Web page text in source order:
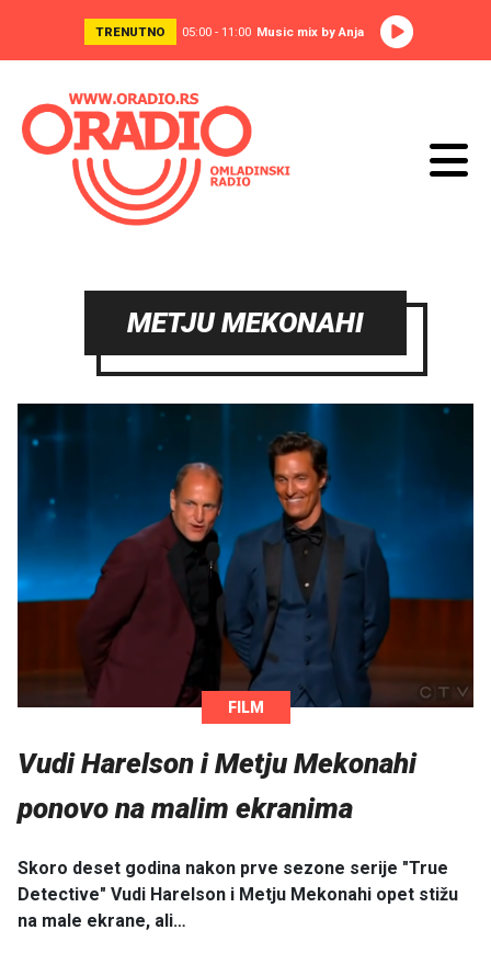
TRENUTNO 05:00 - 11:00 Music mix by Anja
METJU MEKONAHI
FILM
Vudi Harelson i Metju Mekonahi
ponovo na malim ekranima
Skoro deset godina nakon prve sezone serije "True
Detective" Vudi Harelson i Metju Mekonahi opet stižu
na male ekrane, ali…